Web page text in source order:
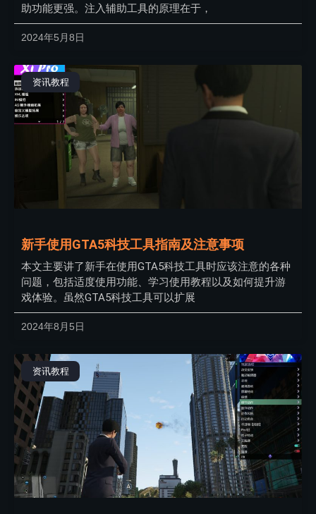
助功能更强。注入辅助工具的原理在于，
2024年5月8日
资讯教程
新手使用GTA5科技工具指南及注意事项
本文主要讲了新手在使用GTA5科技工具时应该注意的各种
问题，包括适度使用功能、学习使用教程以及如何提升游
戏体验。虽然GTA5科技工具可以扩展
2024年8月5日
资讯教程